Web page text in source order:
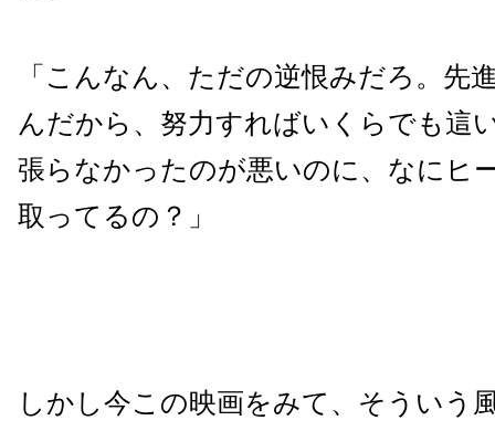
「こんなん、ただの逆恨みだろ。先
んだから、努力すればいくらでも這
張らなかったのが悪いのに、なにヒ
取ってるの？」
しかし今この映画をみて、そういう